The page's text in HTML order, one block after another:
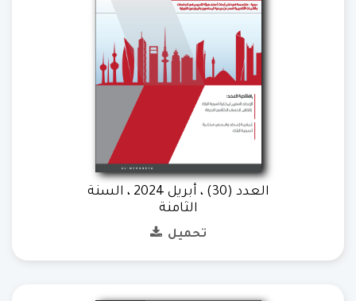
العدد (30) ، أبريل 2024 ، السنة
الثامنة
تحميل